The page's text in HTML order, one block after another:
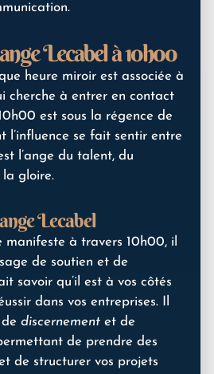
Lecabel à 10h00
heure miroir est associée à
cherche à entrer en contact
est sous la régence de
l’influence se fait sentir entre
l’ange du talent, du
gloire.
Lecabel
manifeste à travers 10h00, il
de soutien et de
savoir qu’il est à vos côtés
dans vos entreprises. Il
discernement et de
de prendre des
de structurer vos projets